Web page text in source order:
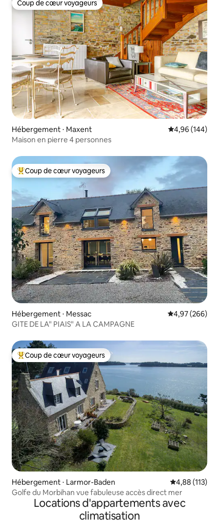
Coup de cœur voyageurs
Coup de cœur voyageurs
Hébergement ⋅ Maxent Évaluation
4,96 (144)
Maison en pierre 4 personnes
Coups de cœur voyageurs les plus appréciés
Coup de cœur voyageurs
Hébergement ⋅ Messac Évaluation
4,97 (266)
GITE DE LA" PIAIS" A LA CAMPAGNE
Coups de cœur voyageurs les plus appréciés
Coup de cœur voyageurs
Hébergement ⋅ Larmor-Baden Évaluation
4,88 (113)
Golfe du Morbihan vue fabuleuse accès direct mer
Locations d'appartements avec
climatisation